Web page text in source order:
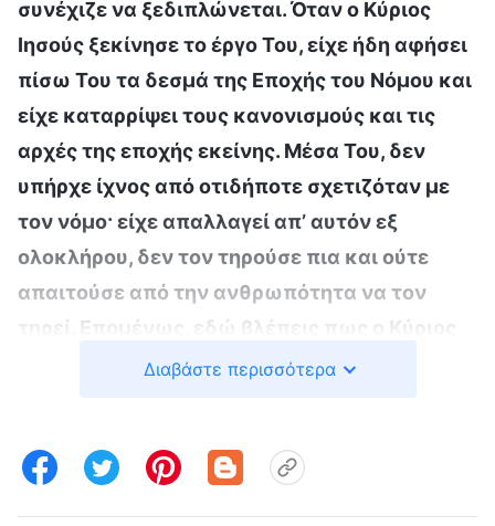
συνέχιζε να ξεδιπλώνεται. Όταν ο Κύριος
Ιησούς ξεκίνησε το έργο Του, είχε ήδη αφήσει
πίσω Του τα δεσμά της Εποχής του Νόμου και
είχε καταρρίψει τους κανονισμούς και τις
αρχές της εποχής εκείνης. Μέσα Του, δεν
υπήρχε ίχνος από οτιδήποτε σχετιζόταν με
τον νόμο· είχε απαλλαγεί απ’ αυτόν εξ
ολοκλήρου, δεν τον τηρούσε πια και ούτε
απαιτούσε από την ανθρωπότητα να τον
τηρεί. Επομένως, εδώ βλέπεις πως ο Κύριος
Ιησούς διέσχισε τα σπαρτά το Σάββατο· ο
συντάραξε τις αντιλήψεις των ανθρώπων
Διαβάστε περισσότερα